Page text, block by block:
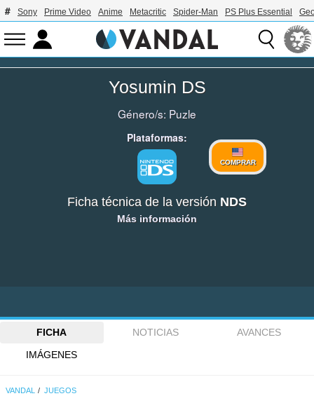
Sony Prime Video Anime Metacritic Spider-Man PS Plus Essential
Yosumin DS
Género/s: Puzle
Plataformas:
COMPRAR
Ficha técnica de la versión NDS
Más información
FICHA NOTICIAS
AVANCES
IMÁGENES
VANDAL JUEGOS